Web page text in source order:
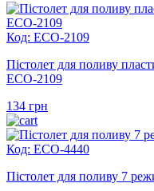
Код: ECO-2109
Пістолет для поливу
ECO-2109
134 грн
Код: ECO-4440
Пістолет для поливу 7